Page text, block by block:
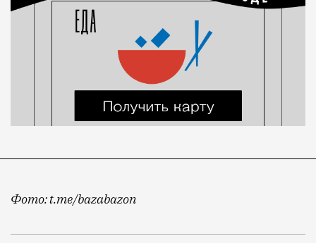
Фото: t.me/bazabazon
Об этом сообщает телеканал «360» со ссылкой на